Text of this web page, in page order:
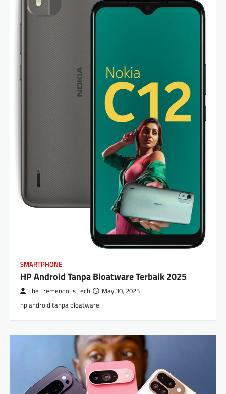
SMARTPHONE
HP Android Tanpa Bloatware Terbaik 2025
The Tremendous Tech May 30, 2025
hp android tanpa bloatware